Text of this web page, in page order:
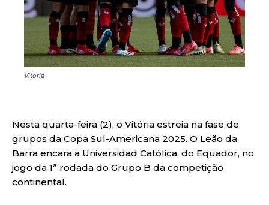
Vitoria
Nesta quarta-feira (2), o Vitória estreia na fase de
grupos da Copa Sul-Americana 2025. O Leão da
Barra encara a Universidad Católica, do Equador, no
jogo da 1ª rodada do Grupo B da competição
continental.